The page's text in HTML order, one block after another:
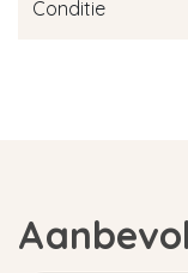
Conditie